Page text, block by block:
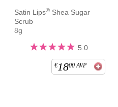
Satin Lips® Shea Sugar
Scrub
8g
5.0
€1800 AVP